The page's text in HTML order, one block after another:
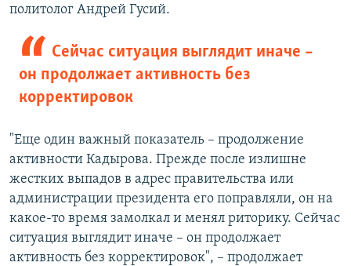
политолог Андрей Гусий.
Сейчас ситуация выглядит иначе –
он продолжает активность без
корректировок
"Еще один важный показатель – продолжение
активности Кадырова. Прежде после излишне
жестких выпадов в адрес правительства или
администрации президента его поправляли, он на
какое-то время замолкал и менял риторику. Сейчас
ситуация выглядит иначе – он продолжает
активность без корректировок", – продолжает